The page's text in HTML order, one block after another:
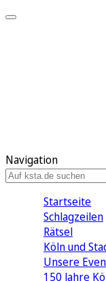
Navigation
Startseite
Schlagzeilen
Rätsel
Köln und
Unsere
150 Jahre